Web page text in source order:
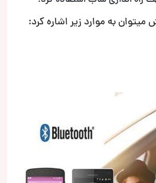
به موارد زیر اشاره کرد: